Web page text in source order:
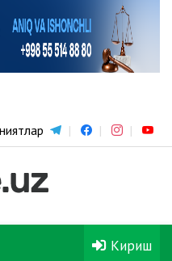
Кириш